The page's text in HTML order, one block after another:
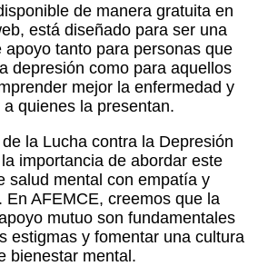
de manera gratuita en
está diseñado para ser una
apoyo tanto para personas que
depresión como para aquellos
mejor la enfermedad y
a quienes la presentan.
la Lucha contra la Depresión
importancia de abordar este
salud mental con empatía y
En AFEMCE, creemos que la
mutuo son fundamentales
estigmas y fomentar una cultura
bienestar mental.